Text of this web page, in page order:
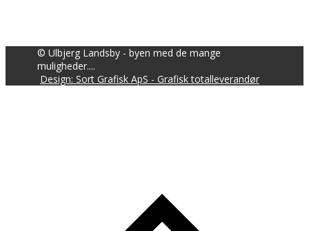
© Ulbjerg Landsby - byen med de mange
muligheder....
Design: Sort Grafisk ApS - Grafisk totalleverandør